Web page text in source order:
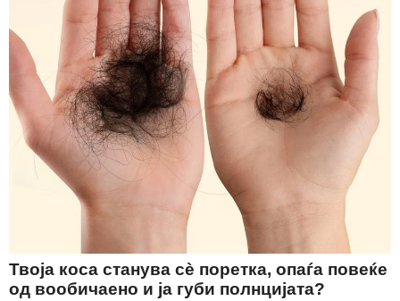
Твоја коса станува сè поретка, опаѓа повеќе
од вообичаено и ја губи полнцијата?